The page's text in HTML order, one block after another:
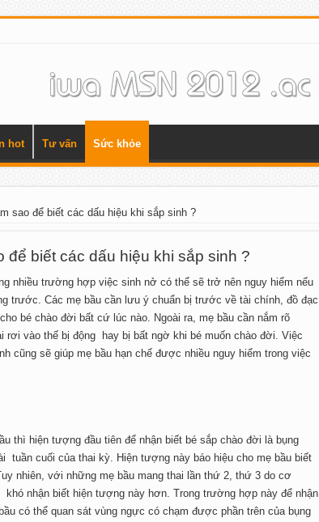
hot Tư vấn Sức khỏe
sao để biết các dấu hiệu khi sắp sinh ?
để biết các dấu hiệu khi sắp sinh ?
nhiều trường hợp việc sinh nở có thể sẽ trở nên nguy hiểm nếu
trước. Các mẹ bầu cần lưu ý chuẩn bị trước về tài chính, đồ đạc
bé chào đời bất cứ lúc nào. Ngoài ra, mẹ bầu cần nắm rõ
rơi vào thế bị động hay bị bất ngờ khi bé muốn chào đời. Việc
cũng sẽ giúp mẹ bầu hạn chế được nhiều nguy hiểm trong việc
thì hiện tượng đầu tiên để nhận biết bé sắp chào đời là bụng
tuần cuối của thai kỳ. Hiện tượng này báo hiệu cho mẹ bầu biết
nhiên, với những mẹ bầu mang thai lần thứ 2, thứ 3 do cơ
nhận biết hiện tượng này hơn. Trong trường hợp này để nhận
có thể quan sát vùng ngực có chạm được phần trên của bụng